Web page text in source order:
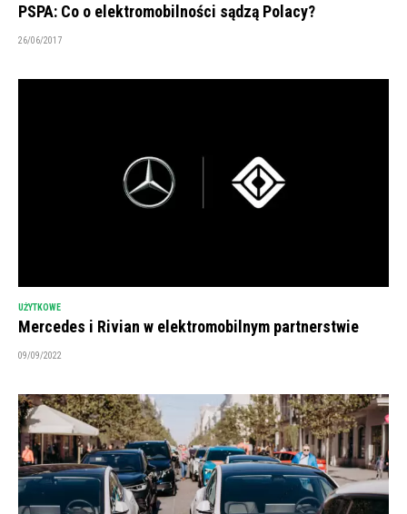
PSPA: Co o elektromobilności sądzą Polacy?
26/06/2017
UŻYTKOWE
Mercedes i Rivian w elektromobilnym partnerstwie
09/09/2022